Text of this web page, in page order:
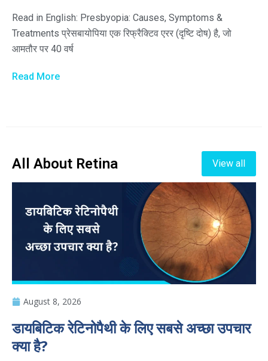
Read in English: Presbyopia: Causes, Symptoms &
Treatments प्रेसबायोपिया एक रिफ्रैक्टिव एरर (दृष्टि दोष) है, जो
आमतौर पर 40 वर्ष
Read More
All About Retina View all
August 8, 2026
डायबिटिक रेटिनोपैथी के लिए सबसे अच्छा उपचार
क्या है?